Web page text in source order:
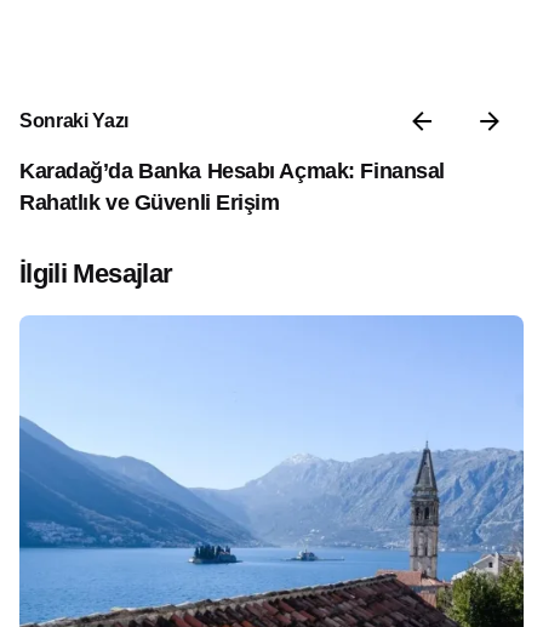
Sonraki Yazı
Karadağ’da Banka Hesabı Açmak: Finansal
Rahatlık ve Güvenli Erişim
İlgili Mesajlar